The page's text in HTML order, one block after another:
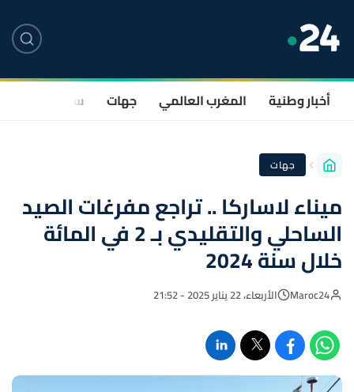
أخبار وطنية المغرب العالمي جهات سياسة
جهات
ميناء لاساركا .. تراجع مفرغات الصيد
الساحلي والتقليدي بـ 2 في المائة
خلال سنة 2024
Maroc24 الأربعاء، 22 يناير 2025 - 21:52